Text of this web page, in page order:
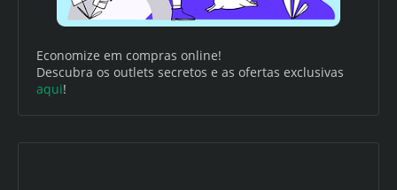
Economize em compras online!
Descubra os outlets secretos e as ofertas exclusivas
aqui!